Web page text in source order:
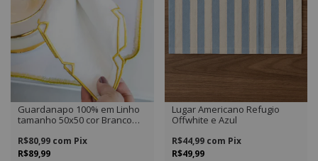
Guardanapo 100% em Linho
tamanho 50x50 cor Branco
R$89,99
R$80,99 com Pix
Lugar Americano Refugio
Offwhite e Azul
R$49,99
R$44,99 com Pix